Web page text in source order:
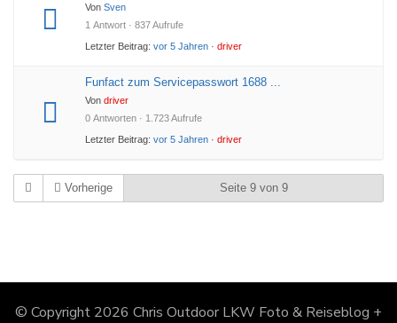
Von Sven
1 Antwort · 837 Aufrufe
Letzter Beitrag: vor 5 Jahren · driver
Funfact zum Servicepasswort 1688 ...
Von driver
0 Antworten · 1.723 Aufrufe
Letzter Beitrag: vor 5 Jahren · driver
Vorherige Seite 9 von 9
© Copyright 2026 Chris Outdoor LKW Foto & Reiseblog +